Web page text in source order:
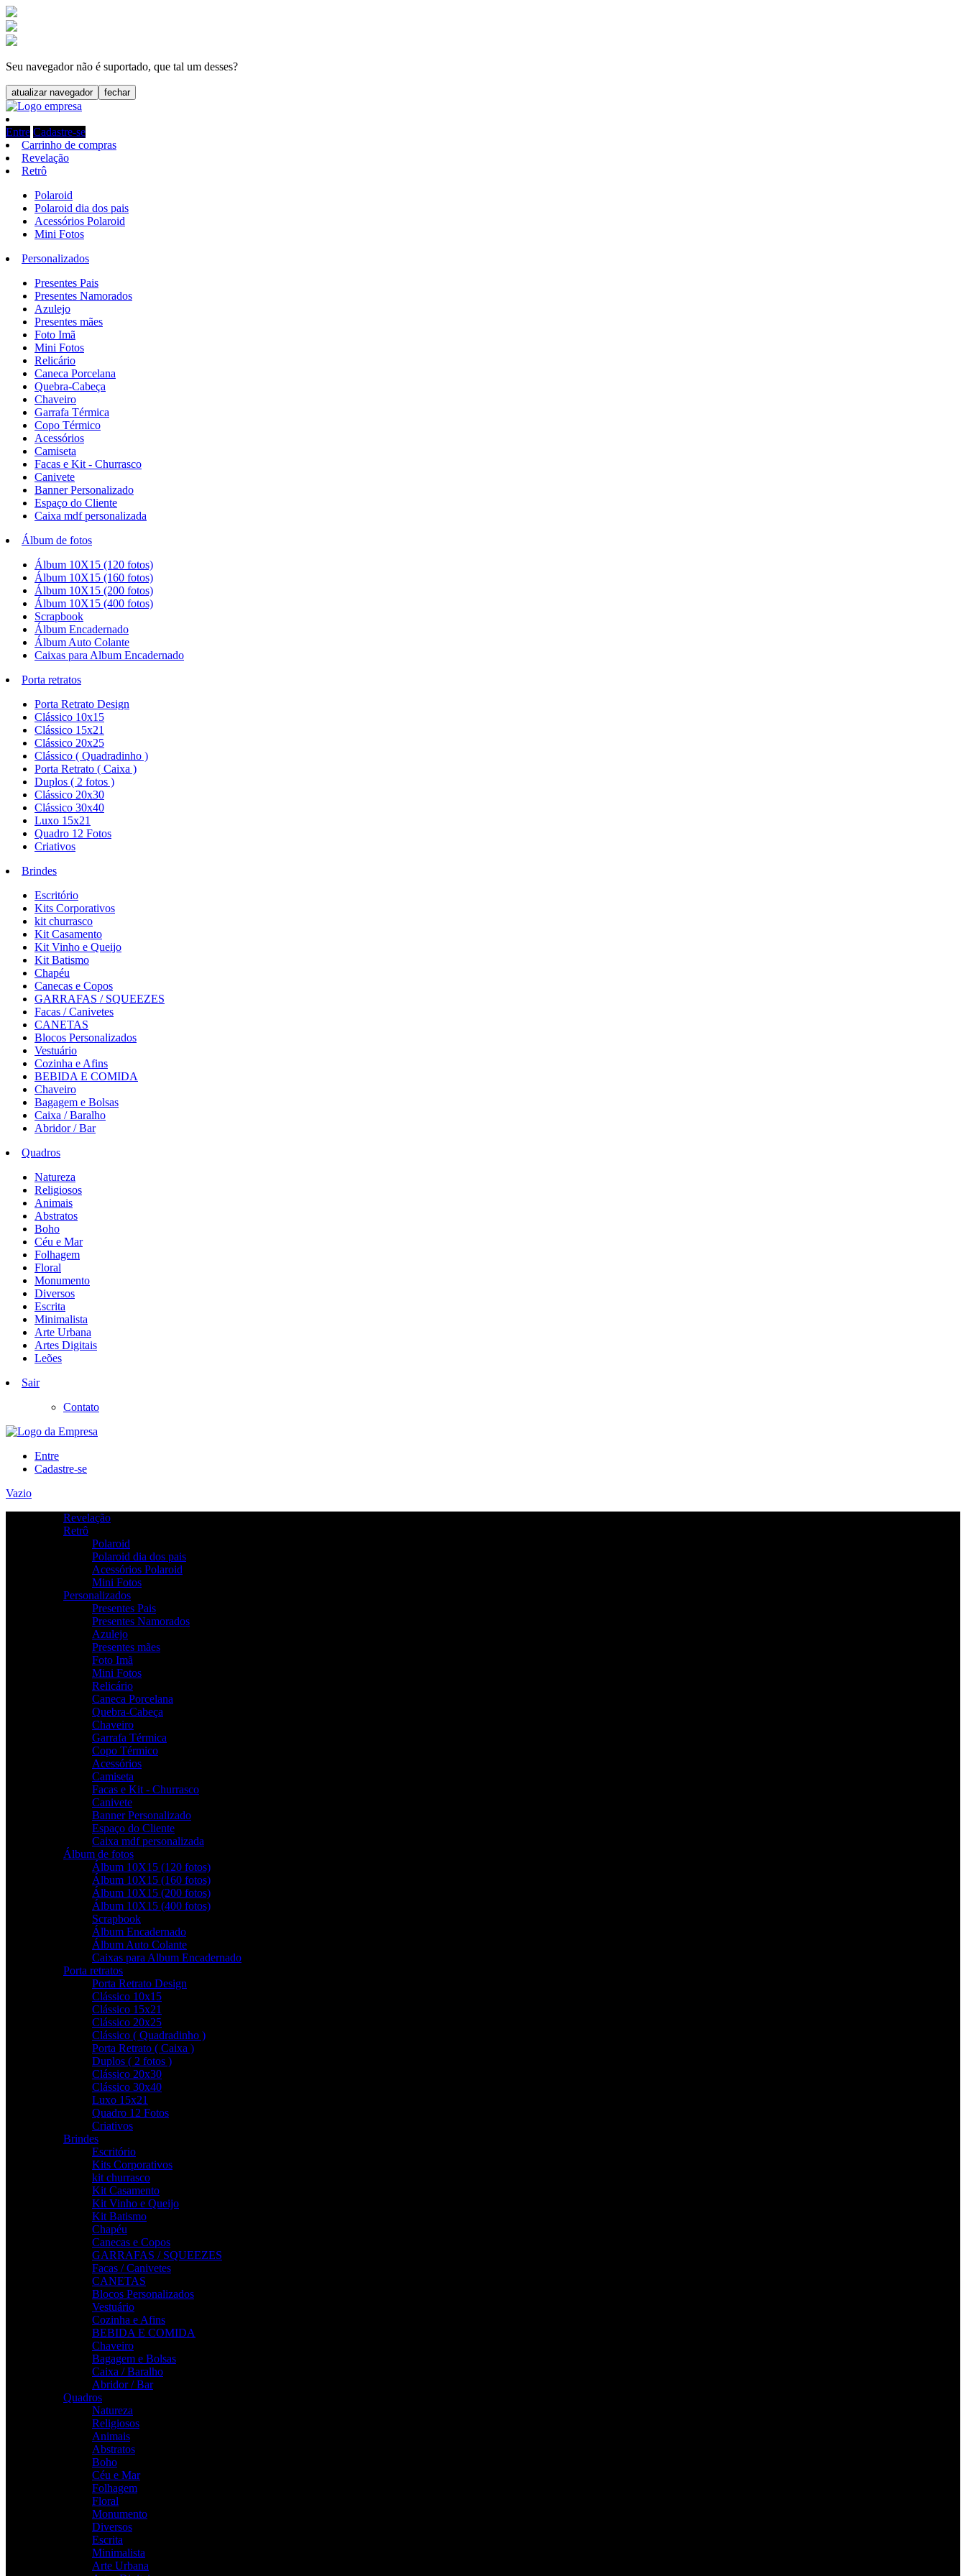
Seu navegador não é suportado, que tal um desses?
atualizar navegador fechar
Entre Cadastre-se
Carrinho de compras
Revelação
Retrô
Polaroid
Polaroid dia dos pais
Acessórios Polaroid
Mini Fotos
Personalizados
Presentes Pais
Presentes Namorados
Azulejo
Presentes mães
Foto Imã
Mini Fotos
Relicário
Caneca Porcelana
Quebra-Cabeça
Chaveiro
Garrafa Térmica
Copo Térmico
Acessórios
Camiseta
Facas e Kit - Churrasco
Canivete
Banner Personalizado
Espaço do Cliente
Caixa mdf personalizada
Álbum de fotos
Álbum 10X15 (120 fotos)
Álbum 10X15 (160 fotos)
Álbum 10X15 (200 fotos)
Álbum 10X15 (400 fotos)
Scrapbook
Álbum Encadernado
Álbum Auto Colante
Caixas para Album Encadernado
Porta retratos
Porta Retrato Design
Clássico 10x15
Clássico 15x21
Clássico 20x25
Clássico ( Quadradinho )
Porta Retrato ( Caixa )
Duplos ( 2 fotos )
Clássico 20x30
Clássico 30x40
Luxo 15x21
Quadro 12 Fotos
Criativos
Brindes
Escritório
Kits Corporativos
kit churrasco
Kit Casamento
Kit Vinho e Queijo
Kit Batismo
Chapéu
Canecas e Copos
GARRAFAS / SQUEEZES
Facas / Canivetes
CANETAS
Blocos Personalizados
Vestuário
Cozinha e Afins
BEBIDA E COMIDA
Chaveiro
Bagagem e Bolsas
Caixa / Baralho
Abridor / Bar
Quadros
Natureza
Religiosos
Animais
Abstratos
Boho
Céu e Mar
Folhagem
Floral
Monumento
Diversos
Escrita
Minimalista
Arte Urbana
Artes Digitais
Leões
Sair
Contato
Entre
Cadastre-se
Vazio
Revelação
Retrô
Polaroid
Polaroid dia dos pais
Acessórios Polaroid
Mini Fotos
Personalizados
Presentes Pais
Presentes Namorados
Azulejo
Presentes mães
Foto Imã
Mini Fotos
Relicário
Caneca Porcelana
Quebra-Cabeça
Chaveiro
Garrafa Térmica
Copo Térmico
Acessórios
Camiseta
Facas e Kit - Churrasco
Canivete
Banner Personalizado
Espaço do Cliente
Caixa mdf personalizada
Álbum de fotos
Álbum 10X15 (120 fotos)
Álbum 10X15 (160 fotos)
Álbum 10X15 (200 fotos)
Álbum 10X15 (400 fotos)
Scrapbook
Álbum Encadernado
Álbum Auto Colante
Caixas para Album Encadernado
Porta retratos
Porta Retrato Design
Clássico 10x15
Clássico 15x21
Clássico 20x25
Clássico ( Quadradinho )
Porta Retrato ( Caixa )
Duplos ( 2 fotos )
Clássico 20x30
Clássico 30x40
Luxo 15x21
Quadro 12 Fotos
Criativos
Brindes
Escritório
Kits Corporativos
kit churrasco
Kit Casamento
Kit Vinho e Queijo
Kit Batismo
Chapéu
Canecas e Copos
GARRAFAS / SQUEEZES
Facas / Canivetes
CANETAS
Blocos Personalizados
Vestuário
Cozinha e Afins
BEBIDA E COMIDA
Chaveiro
Bagagem e Bolsas
Caixa / Baralho
Abridor / Bar
Quadros
Natureza
Religiosos
Animais
Abstratos
Boho
Céu e Mar
Folhagem
Floral
Monumento
Diversos
Escrita
Minimalista
Arte Urbana